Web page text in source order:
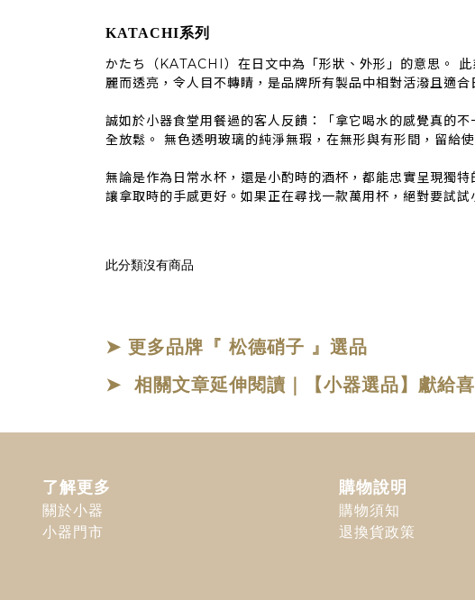
KATACHI系列
かたち（KATACHI）在日文中為「形狀、外形」的意思。
麗而透亮，令人目不轉睛，是品牌所有製品中相對活潑且適合
誠如於小器食堂用餐過的客人反饋：「拿它喝水的感覺真的
全放鬆。 無色透明玻璃的純淨無瑕，在無形與有形間，留給
無論是作為日常水杯，還是小酌時的酒杯，都能忠實呈現獨
讓拿取時的手感更好。如果正在尋找一款萬用杯，絕對要試
此分類沒有商品
➤ 更多品牌『 松德硝子 』選品
➤ 相關文章延伸閱讀｜【小器選品】獻給
了解更多
關於小器
小器門市
購物說明
購物須知
退換貨政策